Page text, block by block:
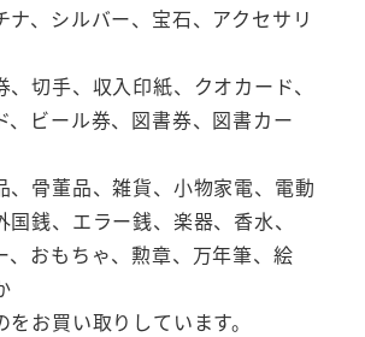
ナ、シルバー、宝石、アクセサリ
切手、収入印紙、クオカード、
、ビール券、図書券、図書カー
、骨董品、雑貨、小物家電、電動
銭、エラー銭、楽器、香水、
、おもちゃ、勲章、万年筆、絵
お買い取りしています。